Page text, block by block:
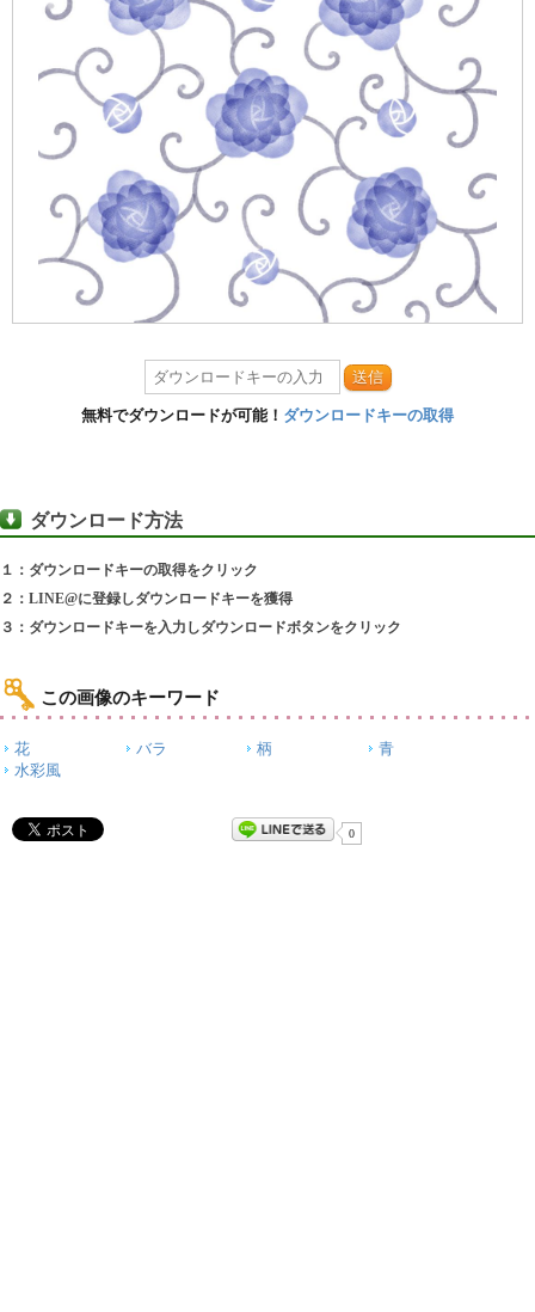
送信
無料でダウンロードが可能！ ダウンロードキーの取得
ダウンロード方法
１：ダウンロードキーの取得をクリック
２：LINE@に登録しダウンロードキーを獲得
３：ダウンロードキーを入力しダウンロードボタンをクリック
この画像のキーワード
花 バラ 柄
青
水彩風
0